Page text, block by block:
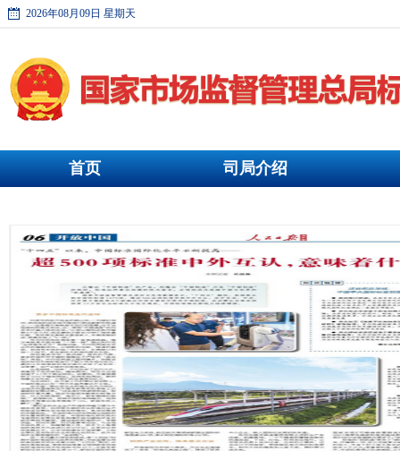
2026年08月09日 星期天
首页 司局介绍